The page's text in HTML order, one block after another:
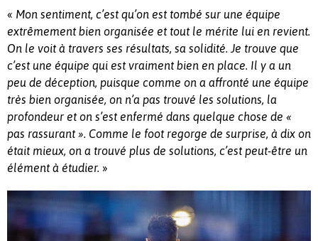
« Mon sentiment, c’est qu’on est tombé sur une équipe
extrêmement bien organisée et tout le mérite lui en revient.
On le voit à travers ses résultats, sa solidité. Je trouve que
c’est une équipe qui est vraiment bien en place. Il y a un
peu de déception, puisque comme on a affronté une équipe
très bien organisée, on n’a pas trouvé les solutions, la
profondeur et on s’est enfermé dans quelque chose de «
pas rassurant ». Comme le foot regorge de surprise, à dix on
était mieux, on a trouvé plus de solutions, c’est peut-être un
élément à étudier. »